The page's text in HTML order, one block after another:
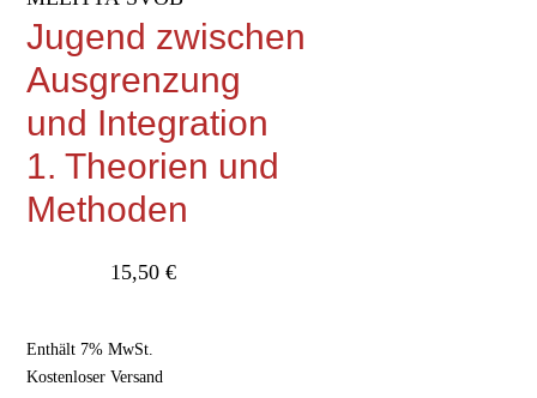
Jugend zwischen
Ausgrenzung
und Integration
1. Theorien und
Methoden
15,50€
Enthält 7% MwSt.
Kostenloser Versand